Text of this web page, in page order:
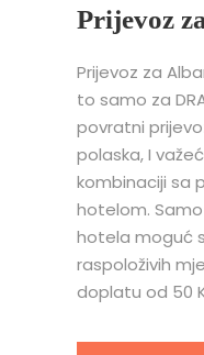
Prijevoz
Prijevoz za
to samo za
povratni
polaska, I
kombinaciji sa
hotelom.
hotela moguć
raspoloživih
doplatu od 50